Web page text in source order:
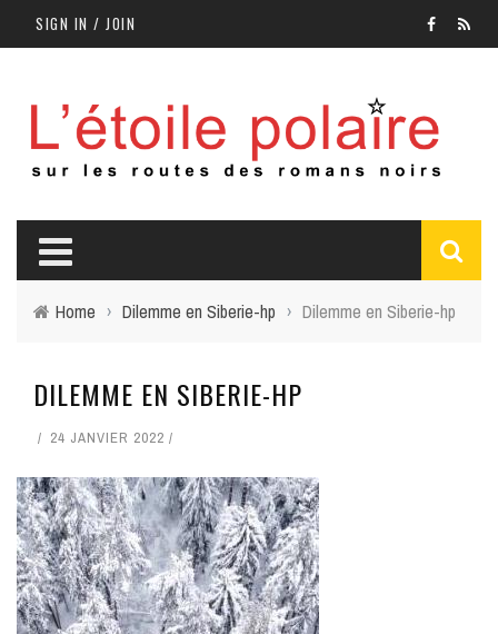
SIGN IN / JOIN
Home › Dilemme en Siberie-hp › Dilemme en Siberie-hp
DILEMME EN SIBERIE-HP
24 JANVIER 2022